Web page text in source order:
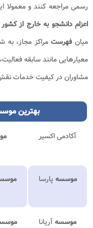
رسمی مراجعه کنند و
اعزام دانشجو به خارج از کشور
میانفهرستمراکز مجاز،
معیارهایی مانند سابقه
مشاوران در کیفیت خدمات
بهترین
آکادمی اکسیر
موسسه پارسا
موسسهآریانا